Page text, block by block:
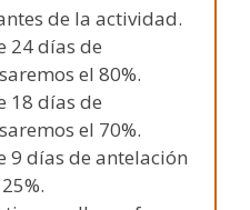
de la actividad.
24 días de
el 80%.
18 días de
el 70%.
9 días de antelación